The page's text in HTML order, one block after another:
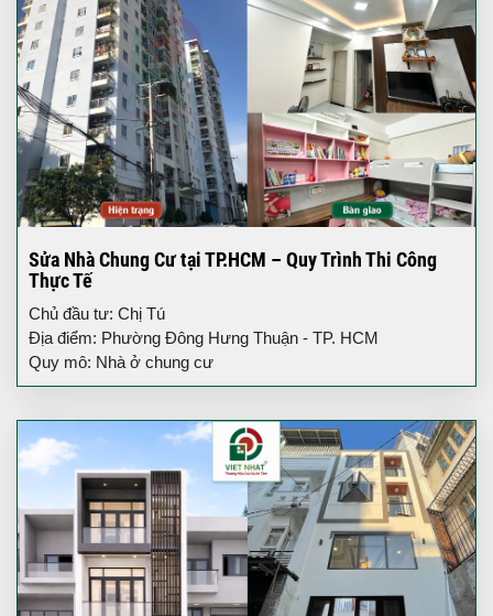
Sửa Nhà Chung Cư tại TP.HCM – Quy Trình Thi Công
Thực Tế
Chủ đầu tư: Chị Tú
Địa điểm: Phường Đông Hưng Thuận - TP. HCM
Quy mô: Nhà ở chung cư